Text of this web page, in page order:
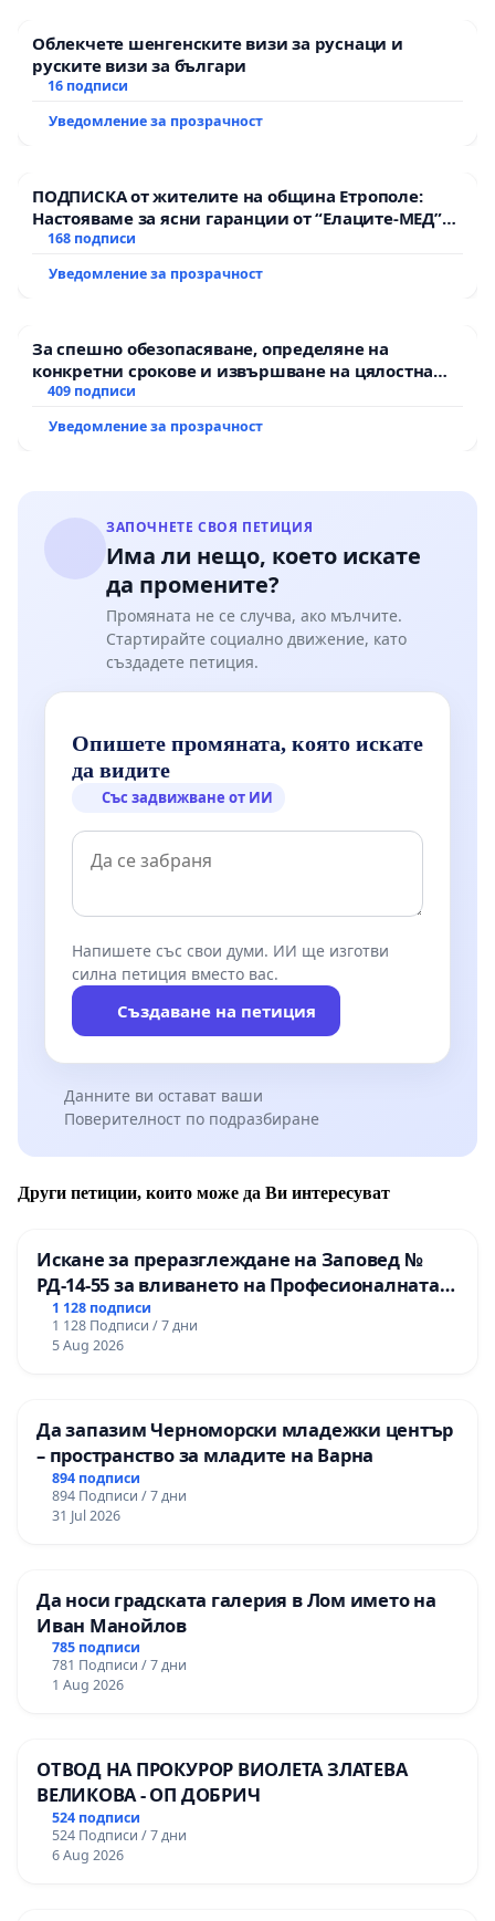
Облекчете шенгенските визи за руснаци и
руските визи за българи
16 подписи
Уведомление за прозрачност
ПОДПИСКА от жителите на община Етрополе:
Настояваме за ясни гаранции от “Елаците-МЕД”
АД и от държавата, че ще се изпълнят всички
168 подписи
Уведомление за прозрачност
За спешно обезопасяване, определяне на
конкретни срокове и извършване на цялостна
рехабилитация на републиканския път между
Мирово - к.к. Момин проход
409 подписи
Уведомление за прозрачност
ЗАПОЧНЕТЕ СВОЯ ПЕТИЦИЯ
Има ли нещо, което искате
да промените?
Промяната не се случва, ако мълчите.
Стартирайте социално движение, като
създадете петиция.
Опишете промяната, която искате
да видите
Със задвижване от ИИ
Напишете със свои думи. ИИ ще изготви
силна петиция вместо вас.
Създаване на петиция
Данните ви остават ваши
Поверителност по подразбиране
Други петиции, които може да Ви интересуват
Искане за преразглеждане на Заповед №
РД-14-55 за вливането на Професионалната
гимназия по промишлени технологии в
Професионалната гимназия по икономика и
мениджмънт – гр. Пазарджик
1 128 подписи
1 128 Подписи / 7 дни
5 Aug 2026
Да запазим Черноморски младежки център
– пространство за младите на Варна
894 подписи
894 Подписи / 7 дни
31 Jul 2026
Да носи градската галерия в Лом името на
Иван Манойлов
785 подписи
781 Подписи / 7 дни
1 Aug 2026
ОТВОД НА ПРОКУРОР ВИОЛЕТА ЗЛАТЕВА
ВЕЛИКОВА - ОП ДОБРИЧ
524 подписи
524 Подписи / 7 дни
6 Aug 2026